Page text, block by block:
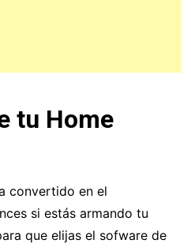
tu Home
convertido en el
si estás armando tu
que elijas el sofware de